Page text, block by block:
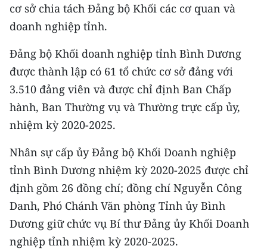
TRI THỨC CHUYÊN SÂU
CHƯƠNG TRÌNH OCOP - MỖI XÃ
MỘT SẢN PHẨM
RADIO
MEDIA CENTER
E-Magazine
Video
Media Chính trị
cơ sở chia tách Đảng bộ Khối các cơ quan và
doanh nghiệp tỉnh.
Đảng bộ Khối doanh nghiệp tỉnh Bình Dương
được thành lập có 61 tổ chức cơ sở đảng với
3.510 đảng viên và được chỉ định Ban Chấp
hành, Ban Thường vụ và Thường trực cấp ủy,
nhiệm kỳ 2020-2025.
Nhân sự cấp ủy Đảng bộ Khối Doanh nghiệp
tỉnh Bình Dương nhiệm kỳ 2020-2025 được chỉ
định gồm 26 đồng chí; đồng chí Nguyễn Công
Danh, Phó Chánh Văn phòng Tỉnh ủy Bình
Dương giữ chức vụ Bí thư Đảng ủy Khối Doanh
nghiệp tỉnh nhiệm kỳ 2020-2025.